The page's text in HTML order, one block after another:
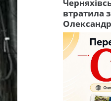
втратила